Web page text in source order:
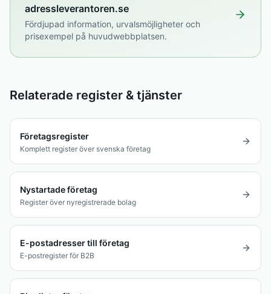
adressleverantoren.se
Fördjupad information, urvalsmöjligheter och
prisexempel på huvudwebbplatsen.
Relaterade register & tjänster
Företagsregister
Komplett register över svenska företag
Nystartade företag
Register över nyregistrerade bolag
E-postadresser till företag
E-postregister för B2B